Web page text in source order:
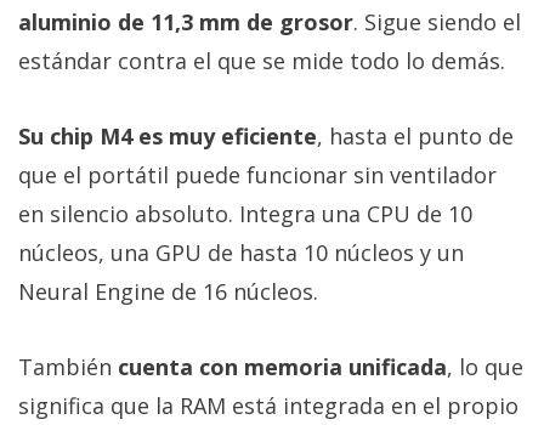
aluminio de 11,3 mm de grosor. Sigue siendo el
estándar contra el que se mide todo lo demás.
Su chip M4 es muy eficiente, hasta el punto de
que el portátil puede funcionar sin ventilador
en silencio absoluto. Integra una CPU de 10
núcleos, una GPU de hasta 10 núcleos y un
Neural Engine de 16 núcleos.
También cuenta con memoria unificada, lo que
significa que la RAM está integrada en el propio